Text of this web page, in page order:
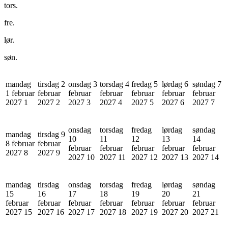
tors.
fre.
lør.
søn.
mandag
1 februar
2027 1
tirsdag 2
februar
2027 2
onsdag 3
februar
2027 3
torsdag 4
februar
2027 4
fredag 5
februar
2027 5
lørdag 6
februar
2027 6
søndag 7
februar
2027 7
mandag
8 februar
2027 8
tirsdag 9
februar
2027 9
onsdag
10
februar
2027 10
torsdag
11
februar
2027 11
fredag
12
februar
2027 12
lørdag
13
februar
2027 13
søndag
14
februar
2027 14
mandag
15
februar
2027 15
tirsdag
16
februar
2027 16
onsdag
17
februar
2027 17
torsdag
18
februar
2027 18
fredag
19
februar
2027 19
lørdag
20
februar
2027 20
søndag
21
februar
2027 21